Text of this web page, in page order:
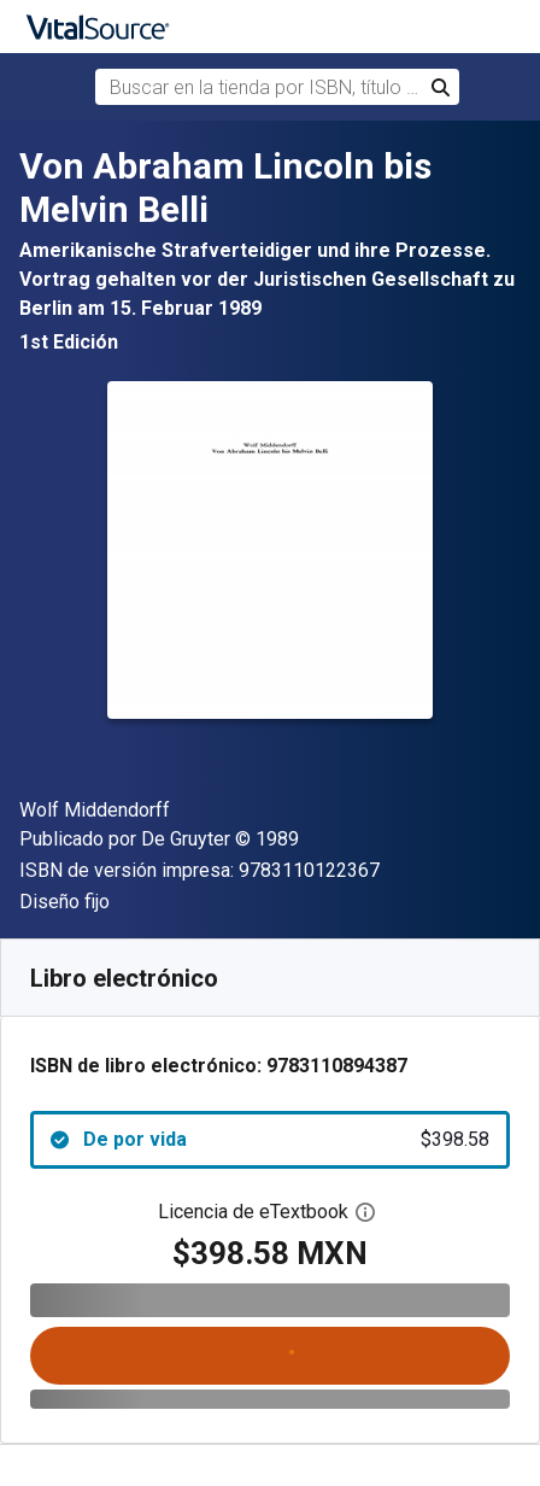
Saltar al contenido principal
Buscar en la tienda por ISBN, título o autor
Buscar
Von Abraham Lincoln bis
Melvin Belli
Amerikanische Strafverteidiger und ihre Prozesse.
Vortrag gehalten vor der Juristischen Gesellschaft zu
Berlin am 15. Februar 1989
1st Edición
Autor(es)
Wolf Middendorff
Editor
Publicado por De Gruyter Copyright
© 1989
ISBN de versión impresa: 9783110122367"ISBN-13
Formato
Diseño fijo
Libro electrónico
ISBN de libro electrónico: 9783110894387
De por vida $398.58
Licencia de eTextbook Abre el cuadro de
$398.58 MXN